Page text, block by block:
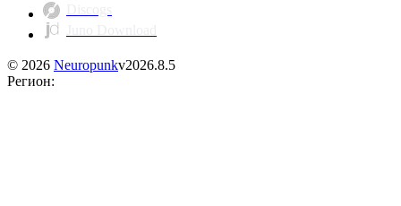
© 2026 Neuropunkv2026.8.5
Регион: